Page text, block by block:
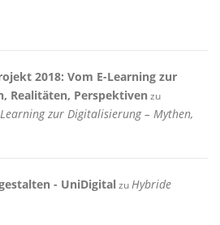
2018: Vom E-Learning zur
Realitäten, Perspektiven zu
zur Digitalisierung – Mythen,
- UniDigitalzu Hybride